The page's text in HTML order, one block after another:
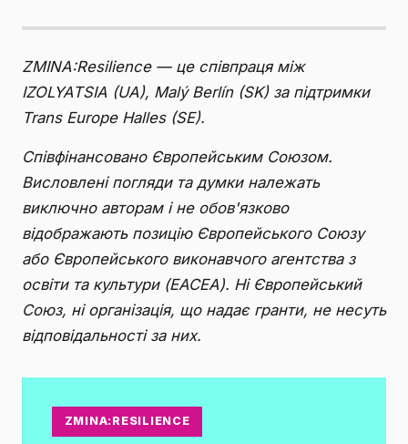
ZMINA:Resilience — це співпраця між
IZOLYATSIA (UA), Malý Berlín (SK) за підтримки
Trans Europe Halles (SE).
Співфінансовано Європейським Союзом.
Висловлені погляди та думки належать
виключно авторам і не обов'язково
відображають позицію Європейського Союзу
або Європейського виконавчого агентства з
освіти та культури (EACEA). Ні Європейський
Союз, ні організація, що надає гранти, не несуть
відповідальності за них.
ZMINA:RESILIENCE